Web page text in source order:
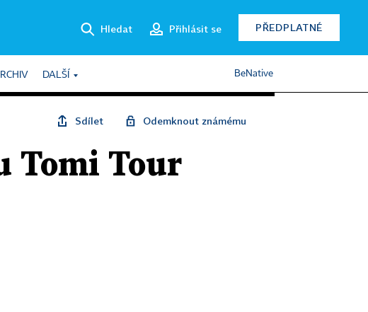
Hledat Přihlásit se PŘEDPLATNÉ
DALŠÍ BeNative
Sdílet Odemknout známému
Tomi Tour